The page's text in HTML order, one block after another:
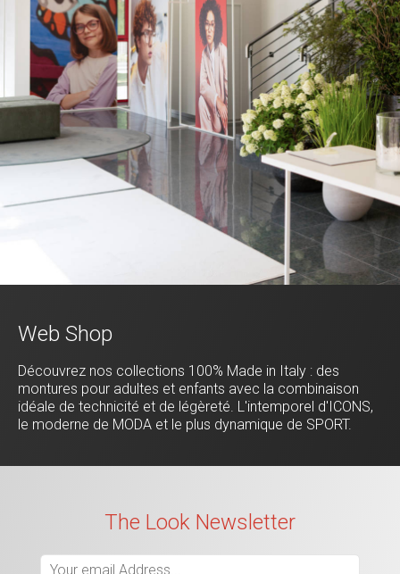
Web Shop
Découvrez nos collections 100% Made in Italy : des
montures pour adultes et enfants avec la combinaison
idéale de technicité et de légèreté. L'intemporel d'ICONS,
le moderne de MODA et le plus dynamique de SPORT.
The Look Newsletter